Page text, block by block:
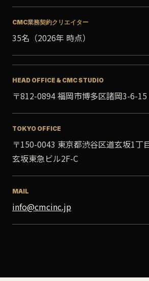
CMC業務契約クリエイター
35名（2026年 時点）
HEAD OFFICE & CMC STUDIO
〒812-0894 福岡市博多区諸岡3-6-
TOKYO OFFICE
〒150-0043 東京都渋谷区道玄坂1丁
玄坂東急ビル2F-C
MAIL
info@cmcinc.jp